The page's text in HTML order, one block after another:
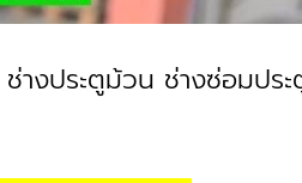
งประตูม้วน ช่างซ่อมประ